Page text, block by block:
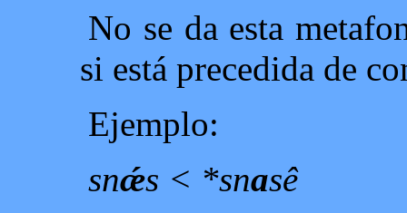
No se da esta
si está precedida de
Ejemplo:
snǽs < *snasê